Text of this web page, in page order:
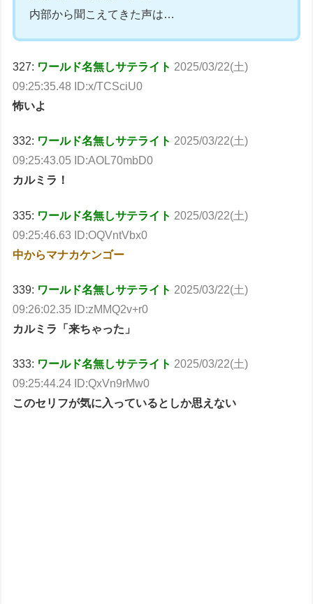
内部から聞こえてきた声は…
327: ワールド名無しサテライト 2025/03/22(土)
09:25:35.48 ID:x/TCSciU0
怖いよ
332: ワールド名無しサテライト 2025/03/22(土)
09:25:43.05 ID:AOL70mbD0
カルミラ！
335: ワールド名無しサテライト 2025/03/22(土)
09:25:46.63 ID:OQVntVbx0
中からマナカケンゴー
339: ワールド名無しサテライト 2025/03/22(土)
09:26:02.35 ID:zMMQ2v+r0
カルミラ「来ちゃった」
333: ワールド名無しサテライト2025/03/22(土)
09:25:44.24 ID:QxVn9rMw0
このセリフが気に入っているとしか思えない